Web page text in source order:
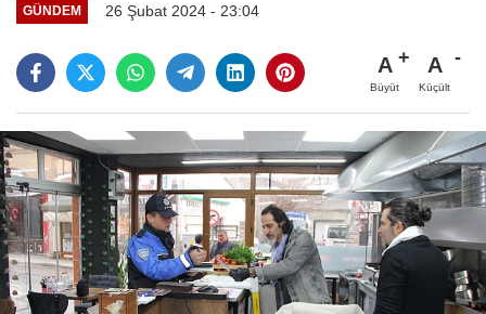
GÜNDEM 26 Şubat 2024 - 23:04
A
Büyüt
A
Küçült